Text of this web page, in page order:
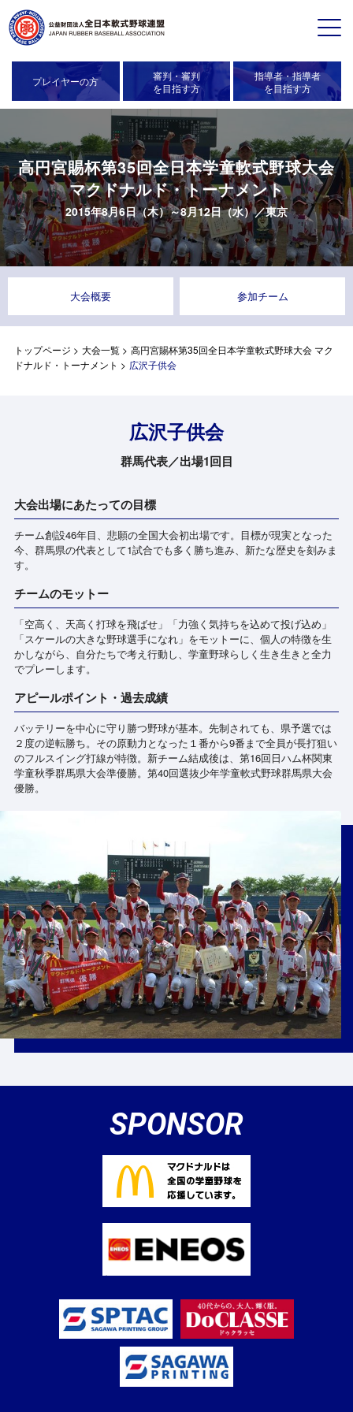
プレイヤーの方
審判・審判
を目指す方
指導者・指導者
を目指す方
高円宮賜杯第35回全日本学童軟式野球大会
マクドナルド・トーナメント
2015年8月6日（木）～8月12日（水）／東京
大会概要 参加チーム
トップページ > 大会一覧> 高円宮賜杯第35回全日本学童軟式野球大会 マク
ドナルド・トーナメント > 広沢子供会
広沢子供会
群馬代表／出場1回目
大会出場にあたっての目標
チーム創設46年目、悲願の全国大会初出場です。目標が現実となった
今、群馬県の代表として1試合でも多く勝ち進み、新たな歴史を刻みま
す。
チームのモットー
「空高く、天高く打球を飛ばせ」「力強く気持ちを込めて投げ込め」
「スケールの大きな野球選手になれ」をモットーに、個人の特徴を生
かしながら、自分たちで考え行動し、学童野球らしく生き生きと全力
でプレーします。
アピールポイント・過去成績
バッテリーを中心に守り勝つ野球が基本。先制されても、県予選では
２度の逆転勝ち。その原動力となった１番から9番まで全員が長打狙い
のフルスイング打線が特徴。新チーム結成後は、第16回日ハム杯関東
学童秋季群馬県大会準優勝。第40回選抜少年学童軟式野球群馬県大会
優勝。
SPONSOR